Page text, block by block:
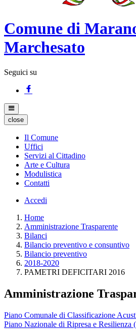
Comune di
Marchesato
Seguici su
close
Il Comune
Uffici
Servizi al Cittadino
Arte e Cultura
Modulistica
Contatti
Accedi
Home
Amministrazione Trasparente
Bilanci
Bilancio preventivo e consuntivo
Bilancio preventivo
2018-2020
PAMETRI DEFICITARI 2016
Amministrazione
Piano Comunale di Classificazione
Piano Nazionale di Ripresa e Resilienza